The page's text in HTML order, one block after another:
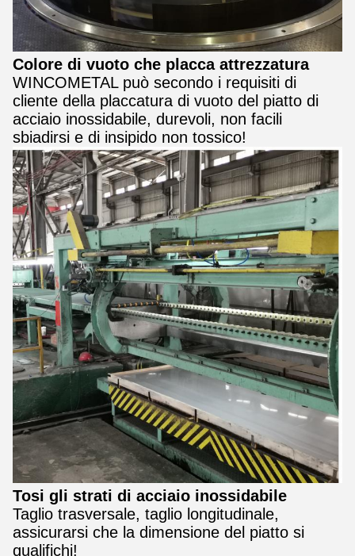
Colore di vuoto che placca attrezzatura
WINCOMETAL può secondo i requisiti di
cliente della placcatura di vuoto del piatto di
acciaio inossidabile, durevoli, non facili
sbiadirsi e di insipido non tossico!
Tosi gli strati di acciaio inossidabile
Taglio trasversale, taglio longitudinale,
assicurarsi che la dimensione del piatto si
qualifichi!